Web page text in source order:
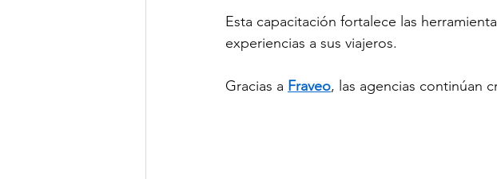
Esta capacitación fortalece las
experiencias a sus viajeros.
Gracias a Fraveo, las agencias continúan